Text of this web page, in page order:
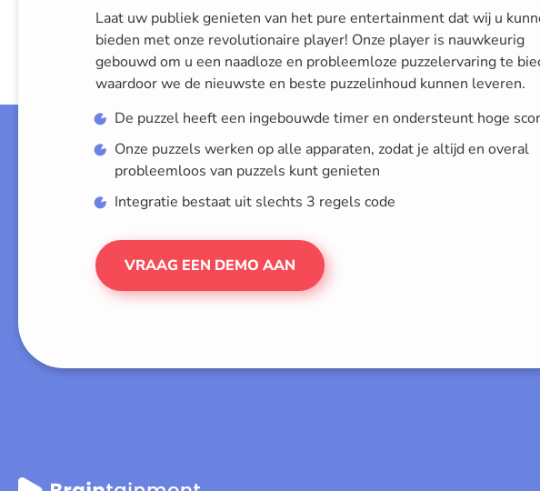
Laat uw publiek genieten van het pure entertainment dat wij u
bieden met onze revolutionaire player! Onze player is nauwkeurig
gebouwd om u een naadloze en probleemloze puzzelervaring te
waardoor we de nieuwste en beste puzzelinhoud kunnen leveren.
De puzzel heeft een ingebouwde timer en ondersteunt hoge
Onze puzzels werken op alle apparaten, zodat je altijd en overal
probleemloos van puzzels kunt genieten
Integratie bestaat uit slechts 3 regels code
VRAAG EEN DEMO AAN